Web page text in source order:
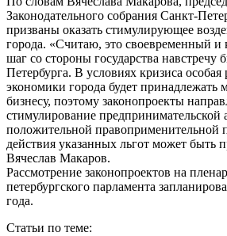
Законодательного собрания Санкт-
призваны оказать стимулирующее
города. «Считаю, это своевременный и
шаг со стороны государства навстречу
Петербурга. В условиях кризиса особая
экономики города будет принадлежать
бизнесу, поэтому законопроекты
стимулирование предпринимательской
положительной правоприменительной
действия указанных льгот может быть
Вячеслав Макаров.
Рассмотрение законопроектов на
петербургского парламента
года.
Статьи по теме: